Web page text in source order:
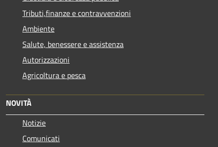
Tributi,finanze e contravvenzioni
Ambiente
Salute, benessere e assistenza
Autorizzazioni
Agricoltura e pesca
NOVITÀ
Notizie
Comunicati